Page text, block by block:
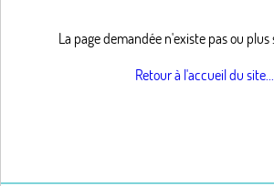
La page demandée n'existe pas ou plus
Retour à l'accueil du site...